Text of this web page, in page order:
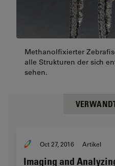
Methanolfixierter
alle Strukturen der sich
sehen.
Oct 27, 2016 Artikel
Imaging and